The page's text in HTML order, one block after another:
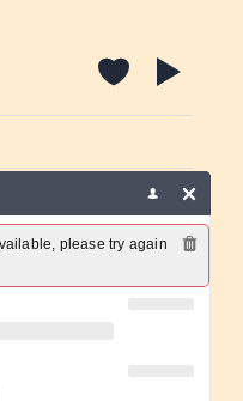
Report a problem
please try again